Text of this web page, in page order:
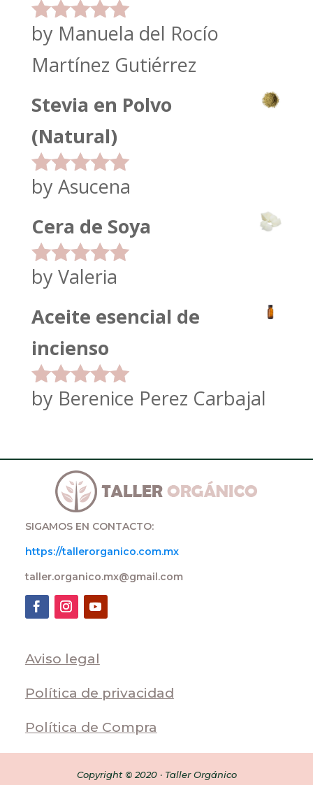
Rated5out
of 5
by Manuela del Rocío
Martínez Gutiérrez
Stevia en Polvo
(Natural)
Rated5out
by Asucena
Cera de Soya
Rated5out
by Valeria
Aceite esencial de
incienso
Rated5out
by Berenice Perez Carbajal
SIGAMOS EN CONTACTO:
https://tallerorganico.com.mx
taller.organico.mx@gmail.com
Aviso legal
Política de privacidad
Política de Compra
Copyright © 2020 · Taller Orgánico